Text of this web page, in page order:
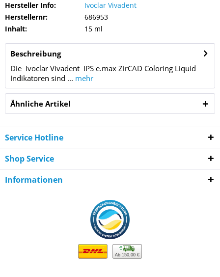
Hersteller Info:
Ivoclar Vivadent
Herstellernr:
686953
Inhalt:
15 ml
Beschreibung
Die Ivoclar Vivadent IPS e.max ZirCAD Coloring Liquid
Indikatoren sind ... mehr
Ähnliche Artikel
Service Hotline
Shop Service
Informationen
Ab 150,00 €